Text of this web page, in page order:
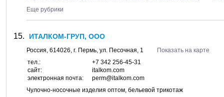
Еще рубрики
ИТАЛКОМ-ГРУП, ООО
Россия, 614026, г. Пермь, ул. Песочная, 1
Показать на карте
тел.:
+7 342 256-45-31
сайт:
italkom.com
электронная почта:
perm@italkom.com
Чулочно-носочные изделия оптом, бельевой трикотаж